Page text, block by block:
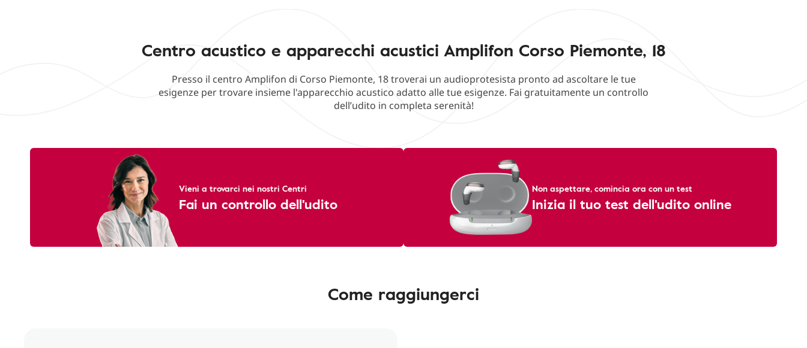
Centro acustico e apparecchi acustici Amplifon Corso Piemonte, 18
Presso il centro Amplifon di Corso Piemonte, 18 troverai un audioprotesista pronto ad ascoltare le tue
esigenze per trovare insieme l'apparecchio acustico adatto alle tue esigenze. Fai gratuitamente un controllo
dell’udito in completa serenità!
Vieni a trovarci nei nostri Centri
Fai un controllo dell'udito
Non aspettare, comincia ora con un test
Inizia il tuo test dell'udito online
Come raggiungerci